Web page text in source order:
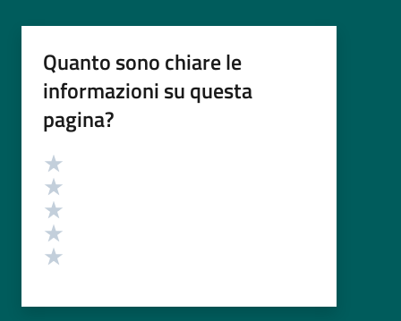
Quanto sono chiare le
informazioni su questa
pagina?
Valutazione